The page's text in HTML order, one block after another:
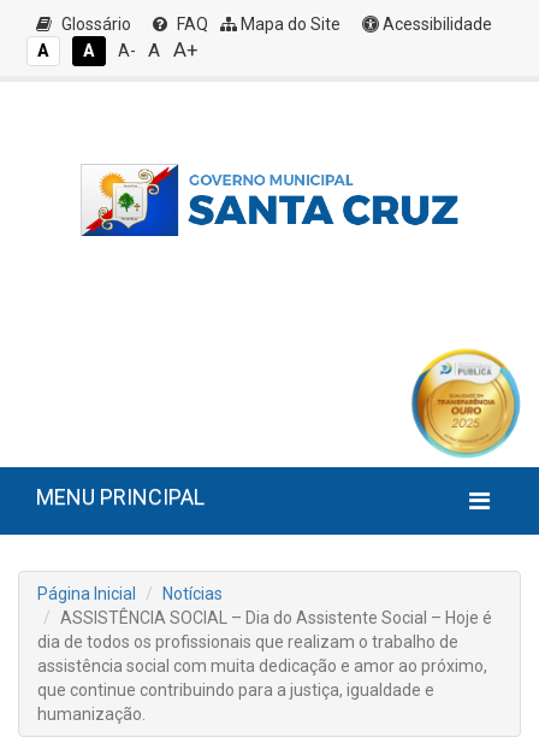
Glossário FAQ Mapa do Site
Acessibilidade
A
A A- A A+
MENU PRINCIPAL
Página Inicial
Notícias
ASSISTÊNCIA SOCIAL – Dia do Assistente Social – Hoje é
dia de todos os profissionais que realizam o trabalho de
assistência social com muita dedicação e amor ao próximo,
que continue contribuindo para a justiça, igualdade e
humanização.